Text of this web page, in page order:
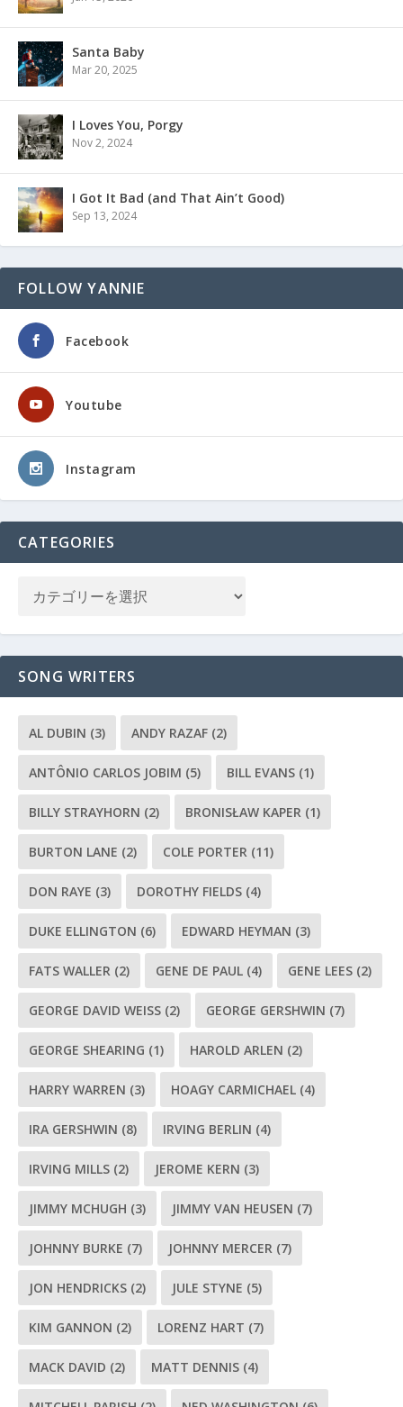
Santa Baby
Mar 20, 2025
I Loves You, Porgy
Nov 2, 2024
I Got It Bad (and That Ain’t Good)
Sep 13, 2024
FOLLOW YANNIE
Facebook
Youtube
Instagram
CATEGORIES
SONG WRITERS
AL DUBIN (3) ANDY RAZAF (2)
ANTÔNIO CARLOS JOBIM (5) BILL EVANS (1)
BILLY STRAYHORN (2) BRONISŁAW KAPER (1)
BURTON LANE (2) COLE PORTER (11)
DON RAYE (3) DOROTHY FIELDS (4)
DUKE ELLINGTON (6) EDWARD HEYMAN (3)
FATS WALLER (2) GENE DE PAUL (4) GENE LEES (2)
GEORGE DAVID WEISS (2) GEORGE GERSHWIN (7)
GEORGE SHEARING (1) HAROLD ARLEN (2)
HARRY WARREN (3) HOAGY CARMICHAEL (4)
IRA GERSHWIN (8) IRVING BERLIN (4)
IRVING MILLS (2) JEROME KERN (3)
JIMMY MCHUGH (3) JIMMY VAN HEUSEN (7)
JOHNNY BURKE (7) JOHNNY MERCER (7)
JON HENDRICKS (2) JULE STYNE (5)
KIM GANNON (2) LORENZ HART (7)
MACK DAVID (2) MATT DENNIS (4)